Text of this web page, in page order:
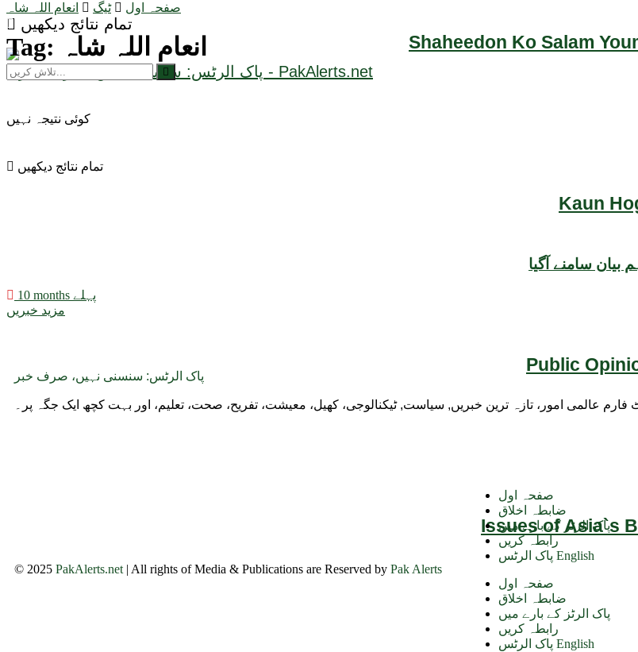
Shaheedon Ko Salam
Kaun
Public
Issues of Asia`s
تمام نتائج دیکھیں
کوئی نتیجہ نہیں
تمام نتائج دیکھیں
صفحہ اول ٹیگ انعام اللہ شاہ
Tag: انعام اللہ شاہ
10 months پہلے
مزید خبریں
پاک الرٹس: سنسنی نہیں، صرف خبر
فارم عالمی امور، تازہ ترین خبریں, سیاست, ٹیکنالوجی، کھیل، معیشت، تفریح، صحت، تعلیم، اور بہت کچھ ایک جگہ پر۔
© 2025 PakAlerts.net | All rights of Media & Publications are Reserved by Pak Alerts
صفحہ اول
ضابطہ اخلاق
پاک الرٹز کے بارے میں
رابطہ کریں
پاک الرٹس English
صفحہ اول
ضابطہ اخلاق
پاک الرٹز کے بارے میں
رابطہ کریں
پاک الرٹس English